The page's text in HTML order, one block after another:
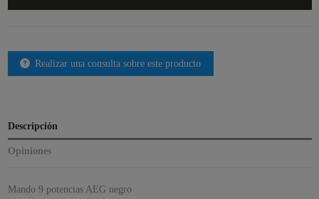
Realizar una consulta sobre este producto
Descripción
Opiniones
Mando 9 potencias AEG negro